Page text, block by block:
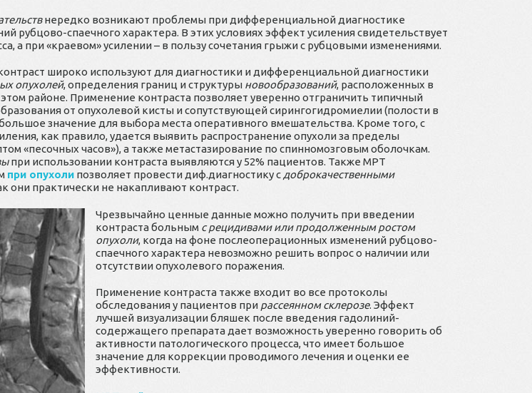
нередко возникают проблемы при дифференциальной диагностике
рубцово-спаечного характера. В этих условиях эффект усиления свидетельствует
а при «краевом» усилении – в пользу сочетания грыжи с рубцовыми изменениями.
широко используют для диагностики и дифференциальной диагностики
опухолей, определения границ и структуры новообразований, расположенных в
районе. Применение контраста позволяет уверенно отграничить типичный
от опухолевой кисты и сопутствующей сирингогидромиелии (полости в
значение для выбора места оперативного вмешательства. Кроме того, с
как правило, удается выявить распространение опухоли за пределы
«песочных часов»), а также метастазирование по спинномозговым оболочкам.
при использовании контраста выявляются у 52% пациентов. Также МРТ
при опухоли позволяет провести диф.диагностику сдоброкачественными
они практически не накапливают контраст.
Чрезвычайно ценные данные можно получить при введении
контраста больным с рецидивами или продолженным ростом
опухоли, когда на фоне послеоперационных изменений рубцово-
спаечного характера невозможно решить вопрос о наличии или
отсутствии опухолевого поражения.
Применение контраста также входит во все протоколы
обследования у пациентов при рассеянном склерозе. Эффект
лучшей визуализации бляшек после введения гадолиний-
содержащего препарата дает возможность уверенно говорить об
активности патологического процесса, что имеет большое
значение для коррекции проводимого лечения и оценки ее
эффективности.